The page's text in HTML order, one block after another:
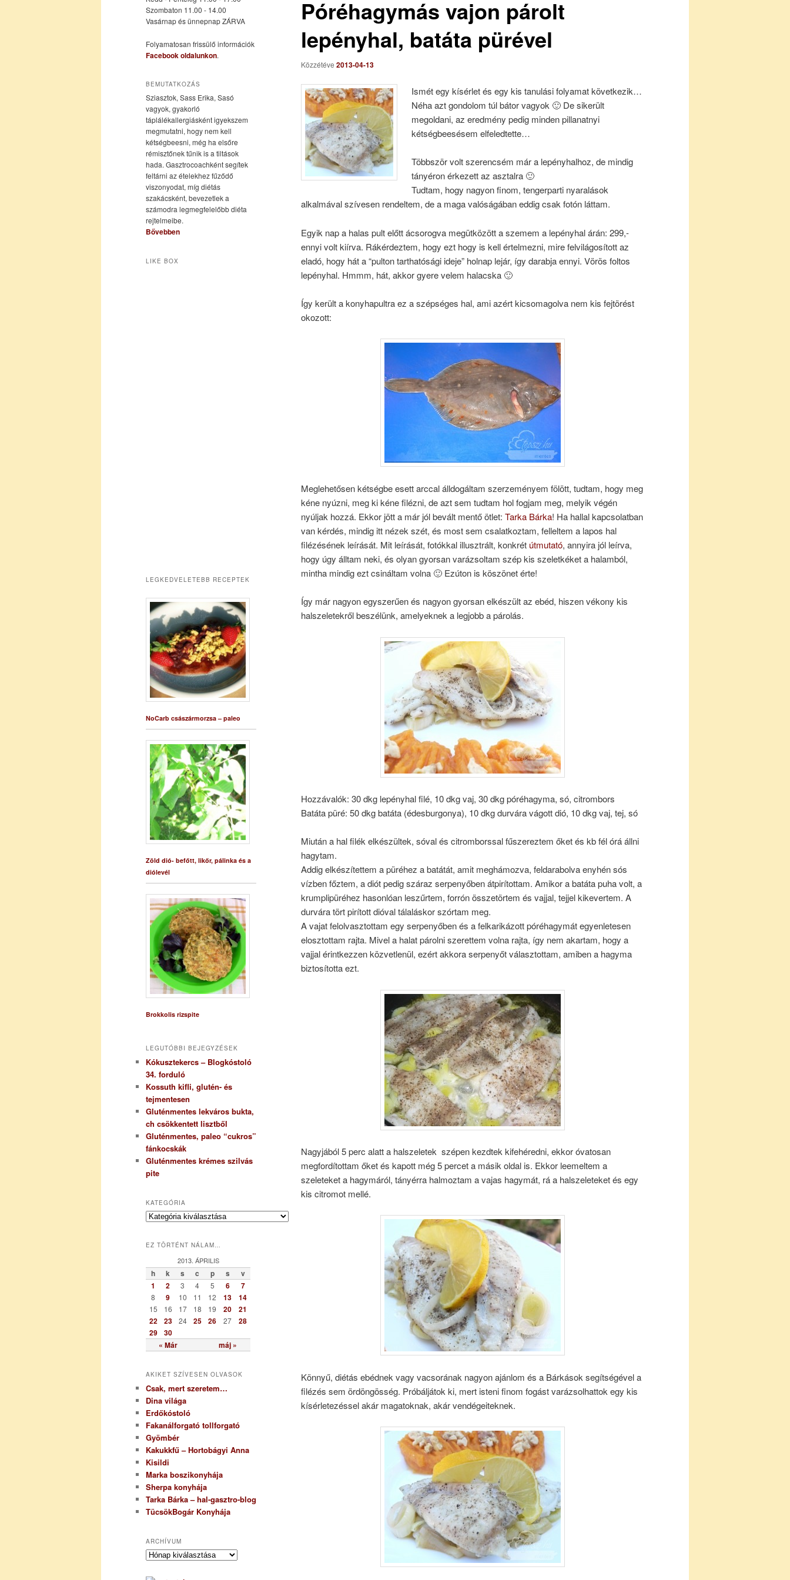
tartalomra
tartalomra
Póréhagymás vajon párolt
lepényhal, batáta pürével
Közzétéve 2013-04-13
Ismét egy kísérlet és egy kis tanulási folyamat következik…
Néha azt gondolom túl bátor vagyok 🙂 De sikerült
megoldani, az eredmény pedig minden pillanatnyi
kétségbeesésem elfeledtette…
Többször volt szerencsém már a lepényhalhoz, de mindig
tányéron érkezett az asztalra 🙂
Tudtam, hogy nagyon finom, tengerparti nyaralások
alkalmával szívesen rendeltem, de a maga valóságában eddig csak fotón láttam.
Egyik nap a halas pult előtt ácsorogva megütközött a szemem a lepényhal árán: 299,-
ennyi volt kiírva. Rákérdeztem, hogy ezt hogy is kell értelmezni, mire felvilágosított az
eladó, hogy hát a “pulton tarthatósági ideje” holnap lejár, így darabja ennyi. Vörös foltos
lepényhal. Hmmm, hát, akkor gyere velem halacska 🙂
Így került a konyhapultra ez a szépséges hal, ami azért kicsomagolva nem kis fejtörést
okozott:
Meglehetősen kétségbe esett arccal álldogáltam szerzeményem fölött, tudtam, hogy meg
kéne nyúzni, meg ki kéne filézni, de azt sem tudtam hol fogjam meg, melyik végén
nyúljak hozzá. Ekkor jött a már jól bevált mentő ötlet: Tarka Bárka! Ha hallal kapcsolatban
van kérdés, mindig itt nézek szét, és most sem csalatkoztam, felleltem a lapos hal
filézésének leírását. Mit leírását, fotókkal illusztrált, konkrét útmutató, annyira jól leírva,
hogy úgy álltam neki, és olyan gyorsan varázsoltam szép kis szeletkéket a halamból,
mintha mindig ezt csináltam volna 🙂 Ezúton is köszönet érte!
Így már nagyon egyszerűen és nagyon gyorsan elkészült az ebéd, hiszen vékony kis
halszeletekről beszélünk, amelyeknek a legjobb a párolás.
Hozzávalók: 30 dkg lepényhal filé, 10 dkg vaj, 30 dkg póréhagyma, só, citrombors
Batáta püré: 50 dkg batáta (édesburgonya), 10 dkg durvára vágott dió, 10 dkg vaj, tej, só
Miután a hal filék elkészültek, sóval és citromborssal fűszereztem őket és kb fél órá állni
hagytam.
Addig elkészítettem a püréhez a batátát, amit meghámozva, feldarabolva enyhén sós
vízben főztem, a diót pedig száraz serpenyőben átpirítottam. Amikor a batáta puha volt, a
krumplipüréhez hasonlóan leszűrtem, forrón összetörtem és vajjal, tejjel kikevertem. A
durvára tört pirított dióval tálaláskor szórtam meg.
A vajat felolvasztottam egy serpenyőben és a felkarikázott póréhagymát egyenletesen
elosztottam rajta. Mivel a halat párolni szerettem volna rajta, így nem akartam, hogy a
vajjal érintkezzen közvetlenül, ezért akkora serpenyőt választottam, amiben a hagyma
biztosította ezt.
Nagyjából 5 perc alatt a halszeletek szépen kezdtek kifehéredni, ekkor óvatosan
megfordítottam őket és kapott még 5 percet a másik oldal is. Ekkor leemeltem a
szeleteket a hagymáról, tányérra halmoztam a vajas hagymát, rá a halszeleteket és egy
kis citromot mellé.
Könnyű, diétás ebédnek vagy vacsorának nagyon ajánlom és a Bárkások segítségével a
filézés sem ördöngösség. Próbáljátok ki, mert isteni finom fogást varázsolhattok egy kis
kísérletezéssel akár magatoknak, akár vendégeiteknek.
Szombaton 11.00 - 14.00
Vasárnap és ünnepnap ZÁRVA
Folyamatosan frissülő információk
Facebook oldalunkon.
BEMUTATKOZÁS
Sziasztok, Sass Erika, Sasó
vagyok, gyakorló
táplálékallergiásként igyekszem
megmutatni, hogy nem kell
kétségbeesni, még ha elsőre
rémisztőnek tűnik is a tiltások
hada. Gasztrocoachként segítek
feltárni az ételekhez fűződő
viszonyodat, míg diétás
szakácsként, bevezetlek a
számodra legmegfelelőbb diéta
rejtelmeibe.
Bővebben
LIKE BOX
LEGKEDVELETEBB RECEPTEK
NoCarb császármorzsa – paleo
Zöld dió- befőtt, likőr, pálinka és a
diólevél
Brokkolis rizspite
LEGUTÓBBI BEJEGYZÉSEK
Kókusztekercs – Blogkóstoló
34. forduló
Kossuth kifli, glutén- és
tejmentesen
Gluténmentes lekváros bukta,
ch csökkentett lisztből
Gluténmentes, paleo “cukros”
fánkocskák
Gluténmentes krémes szilvás
pite
KATEGÓRIA
K
e
r
EZ TÖRTÉNT NÁLAM…
2013. ÁPRILIS
h k s c p s v
« Már máj »
1 2 3 4 5 6 7
8 9 10 11 12 13 14
15 16 17 18 19 20
21
22
23 24 25 26 27
28
29
30
AKIKET SZÍVESEN OLVASOK
Csak, mert szeretem…
Dina világa
Erdőkóstoló
Fakanálforgató tollforgató
Gyömbér
Kakukkfű – Hortobágyi Anna
Kisildi
Marka boszikonyhája
Sherpa konyhája
Tarka Bárka – hal-gasztro-blog
TücsökBogár Konyhája
ARCHÍVUM
A
c